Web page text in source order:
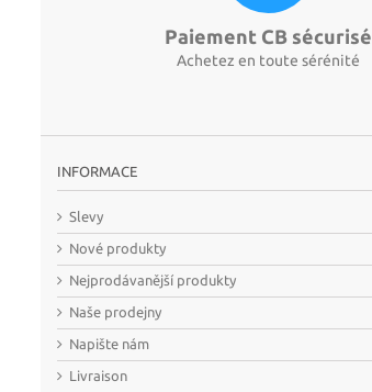
Paiement CB sécurisé
Achetez en toute sérénité
INFORMACE
Slevy
Nové produkty
Nejprodávanější produkty
Naše prodejny
Napište nám
Livraison